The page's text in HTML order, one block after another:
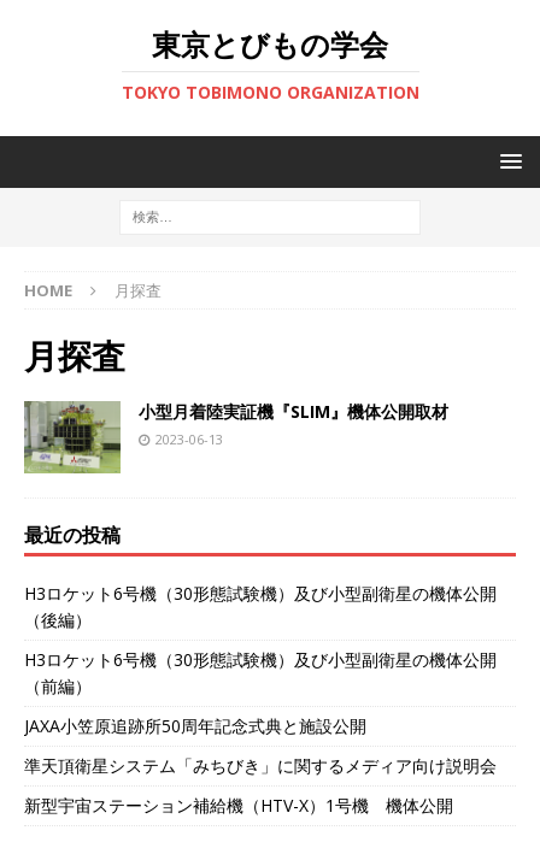
東京とびもの学会
TOKYO TOBIMONO ORGANIZATION
HOME 月探査
月探査
小型月着陸実証機『SLIM』機体公開取材
2023-06-13
最近の投稿
H3ロケット6号機（30形態試験機）及び小型副衛星の機体公開
（後編）
H3ロケット6号機（30形態試験機）及び小型副衛星の機体公開
（前編）
JAXA小笠原追跡所50周年記念式典と施設公開
準天頂衛星システム「みちびき」に関するメディア向け説明会
新型宇宙ステーション補給機（HTV-X）1号機 機体公開